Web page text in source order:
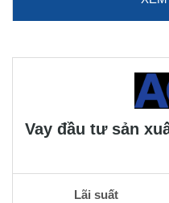
Vay đầu tư sản
Lãi suất